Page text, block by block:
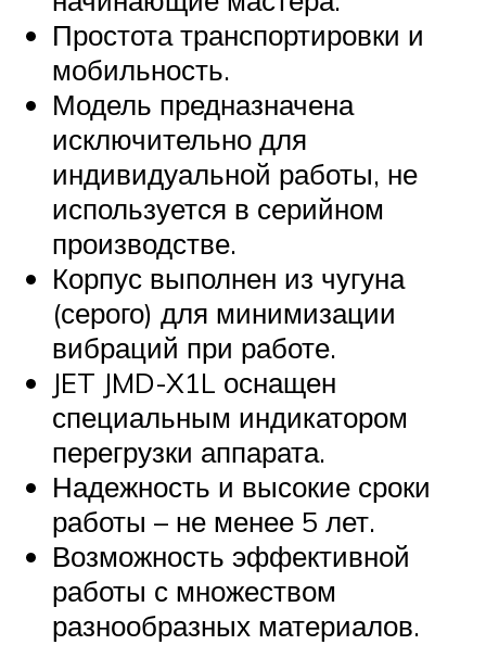
Простота транспортировки и
мобильность.
Модель предназначена
исключительно для
индивидуальной работы, не
используется в серийном
производстве.
Корпус выполнен из чугуна
(серого) для минимизации
вибраций при работе.
JET JMD-X1L оснащен
специальным индикатором
перегрузки аппарата.
Надежность и высокие сроки
работы – не менее 5 лет.
Возможность эффективной
работы с множеством
разнообразных материалов.